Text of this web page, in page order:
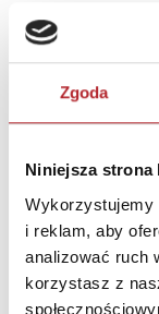
Zgoda
Niniejsza
Wykorzystujemy
i reklam, aby
analizować ruch
korzystasz z
Dziecko
które mają w
ć, dź).
SZCZEGÓŁY
Producent
Kod EAN
Sprzedaż od
Rodzaj